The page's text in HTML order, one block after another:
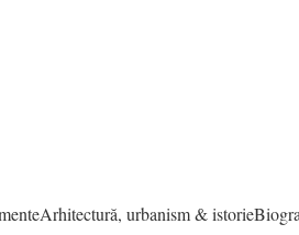
Arhitectură, urbanism & istorie